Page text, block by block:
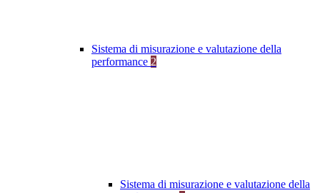
Sistema di misurazione e valutazione della
performance 2
Sistema di misurazione e valutazione della